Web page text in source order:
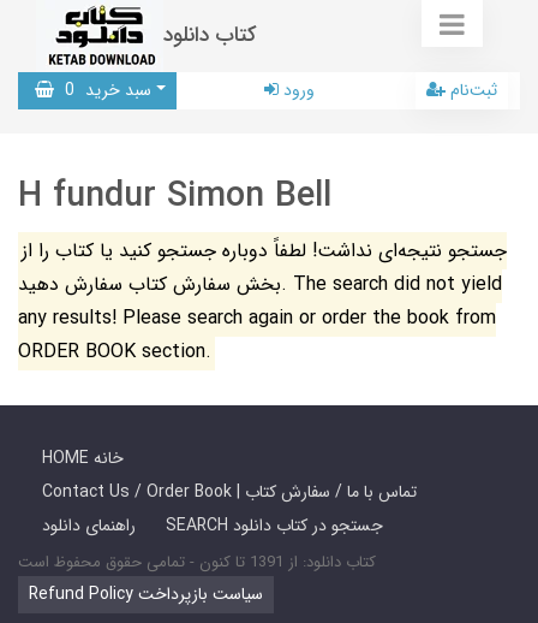
کتاب دانلود
سبد خرید 0 ورود ثبت‌نام
H fundur Simon Bell
جستجو نتیجه‌ای نداشت! لطفاً دوباره جستجو کنید یا کتاب را از
بخش سفارش کتاب سفارش دهید. The search did not yield
any results! Please search again or order the book from
ORDER BOOK section.
HOME خانه
Contact Us / Order Book | تماس با ما / سفارش کتاب
راهنمای دانلود
SEARCH جستجو در کتاب دانلود
کتاب دانلود: از 1391 تا کنون - تمامی حقوق محفوظ است
Refund Policy سیاست بازپرداخت